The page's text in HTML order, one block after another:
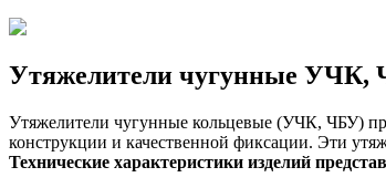
Утяжелители чугунные УЧК,
Утяжелители чугунные кольцевые (УЧК, ЧБУ)
конструкции и качественной фиксации. Эти
Технические характеристики изделий